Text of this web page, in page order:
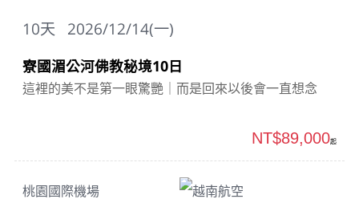
2026/12/14(一)
10天
寮國湄公河佛教秘境10日
這裡的美不是第一眼驚艷｜而是回來以後會一直想念
桃園國際機場 越南航空
NT$89,000起